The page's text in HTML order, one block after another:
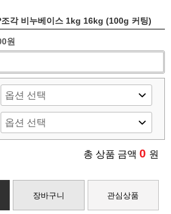
각 비누베이스 1kg 16kg (100g 커팅)
원
총 상품 금액 0 원
장바구니 관심상품